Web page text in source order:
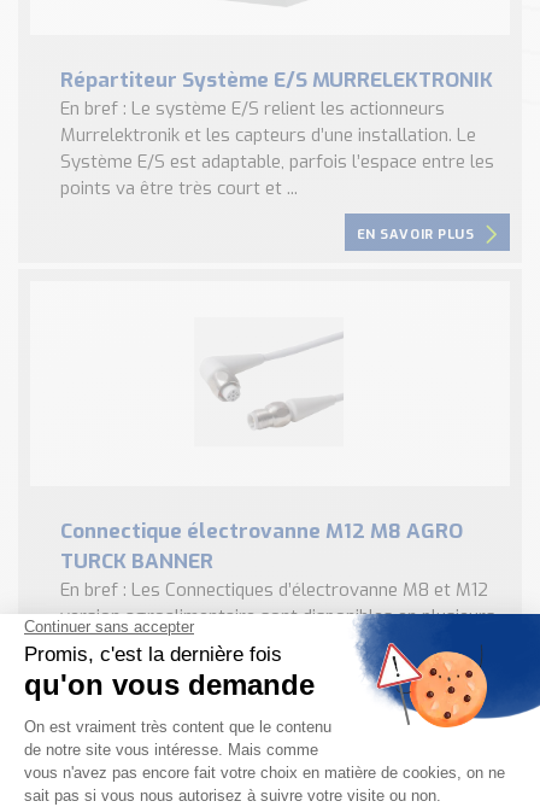
Répartiteur Système E/S MURRELEKTRONIK
En bref : Le système E/S relient les actionneurs
Murrelektronik et les capteurs d’une installation. Le
Système E/S est adaptable, parfois l’espace entre les
points va être très court et ...
EN SAVOIR PLUS
Connectique électrovanne M12 M8 AGRO
TURCK BANNER
En bref : Les Connectiques d’électrovanne M8 et M12
version agroalimentaire sont disponibles en plusieurs
versions : Versions M12 séries TFG / TFE 3 Variantes
en 4 et 5 pôles ...
EN SAVOIR PLUS